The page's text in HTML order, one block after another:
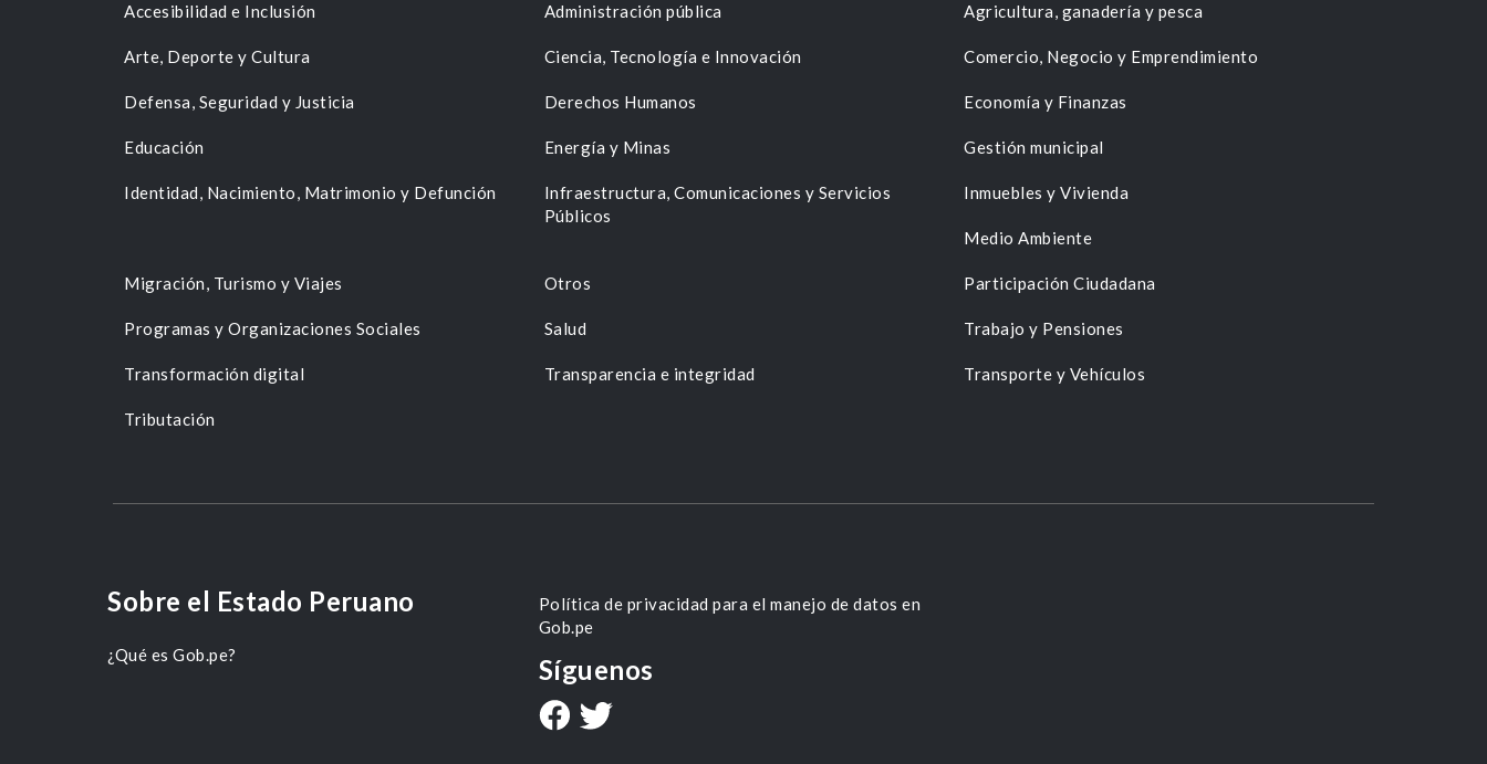
Accesibilidad e Inclusión Administración pública Agricultura, ganadería y pesca
Arte, Deporte y Cultura Ciencia, Tecnología e Innovación Comercio, Negocio y Emprendimiento
Defensa, Seguridad y Justicia Derechos Humanos Economía y Finanzas
Educación Energía y Minas Gestión municipal
Identidad, Nacimiento, Matrimonio y Defunción
Infraestructura, Comunicaciones y Servicios
Públicos
Inmuebles y Vivienda
Medio Ambiente
Migración, Turismo y Viajes Otros Participación Ciudadana
Programas y Organizaciones Sociales Salud Trabajo y Pensiones
Transformación digital Transparencia e integridad Transporte y Vehículos
Tributación
Sobre el Estado Peruano
¿Qué es Gob.pe?
Política de privacidad para el manejo de datos en
Gob.pe
Síguenos